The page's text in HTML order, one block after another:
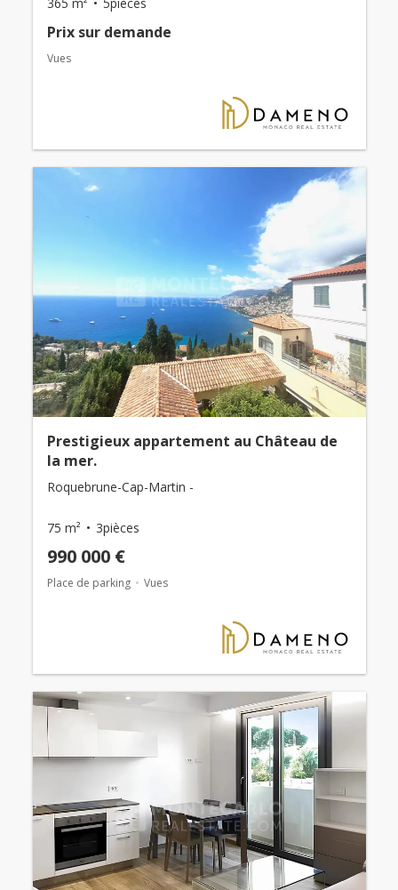
Prix ​​sur demande
Vues
Prestigieux appartement au Château de
la mer.
Roquebrune-Cap-Martin -
75 m² 3pièces
990 000 €
Place de parking Vues